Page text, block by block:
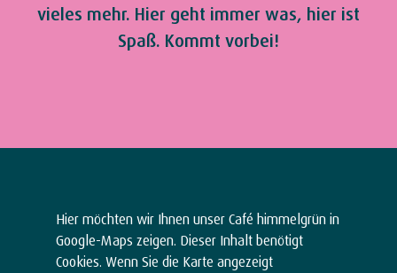
vieles mehr. Hier geht immer was, hier ist
Spaß. Kommt vorbei!
Hier möchten wir Ihnen unser Café himmelgrün in
Google-Maps zeigen. Dieser Inhalt benötigt
Cookies. Wenn Sie die Karte angezeigt